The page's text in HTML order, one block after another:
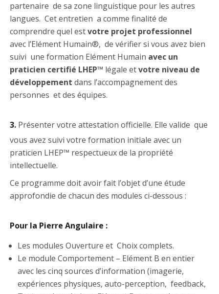
partenaire de sa zone linguistique pour les autres
langues. Cet entretien a comme finalité de
comprendre quel estvotre projet professionnel
avec l’Elément Humain®, de vérifier si vous avez bien
suivi une formation Elément Humain avec un
praticien certifié LHEP™ légale etvotre niveau de
développement dans l’accompagnement des
personnes et des équipes.
3. Présenter votre attestation officielle. Elle valide que
vous avez suivi votre formation initiale avec un
praticien LHEP™ respectueux de la propriété
intellectuelle.
Ce programme doit avoir fait l’objet d’une étude
approfondie de chacun des modules ci-dessous :
Pour la Pierre Angulaire :
Les modules Ouverture et Choix complets.
Le module Comportement – Elément B en entier
avec les cinq sources d’information (imagerie,
expériences physiques, auto-perception, feedback,